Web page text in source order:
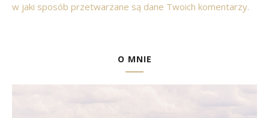
w jaki sposób przetwarzane są dane Twoich komentarzy.
O MNIE